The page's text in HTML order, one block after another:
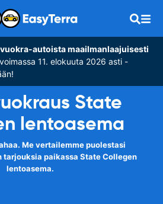
autoista maailmanlaajuisesti
11. elokuuta 2026 asti -
State
lentoasema
Me vertailemme puolestasi
paikassa State Collegen
lentoasema.